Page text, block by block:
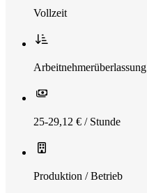
Vollzeit
Arbeitnehmerüberlassung
25-29,12 € / Stunde
Produktion / Betrieb